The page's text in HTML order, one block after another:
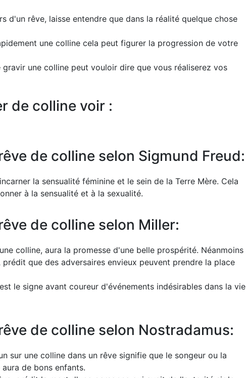
d'un rêve, laisse entendre que dans la réalité quelque chose
une colline cela peut figurer la progression de votre
une colline peut vouloir dire que vous réaliserez vos
de colline voir :
de colline selon Sigmund Freud:
la sensualité féminine et le sein de la Terre Mère. Cela
à la sensualité et à la sexualité.
de colline selon Miller:
colline, aura la promesse d'une belle prospérité. Néanmoins
que des adversaires envieux peuvent prendre la place
le signe avant coureur d'événements indésirables dans la vie
de colline selon Nostradamus:
sur une colline dans un rêve signifie que le songeur ou la
de bons enfants.